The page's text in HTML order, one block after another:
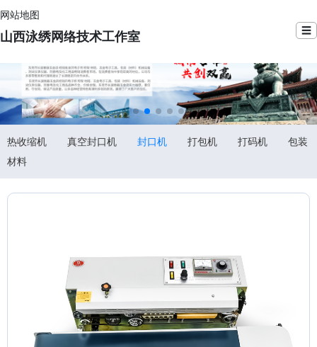
网站地图
山西泳绣网络技术工作室 ☰
热收缩机 真空封口机 封口机 打包机 打码机
包装
材料